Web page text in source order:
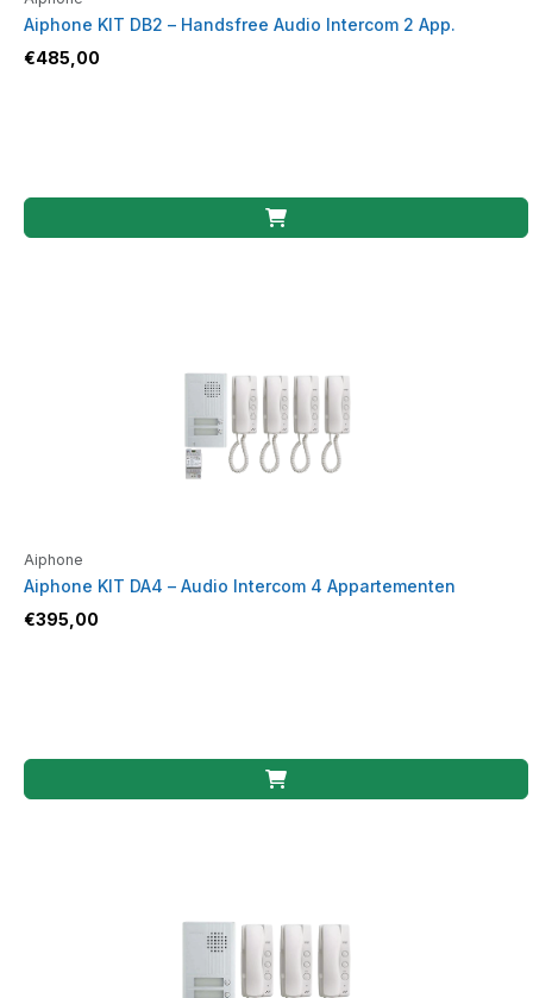
Aiphone KIT DB2 – Handsfree Audio Intercom 2 App.
€485,00
Aiphone
Aiphone KIT DA4 – Audio Intercom 4 Appartementen
€395,00